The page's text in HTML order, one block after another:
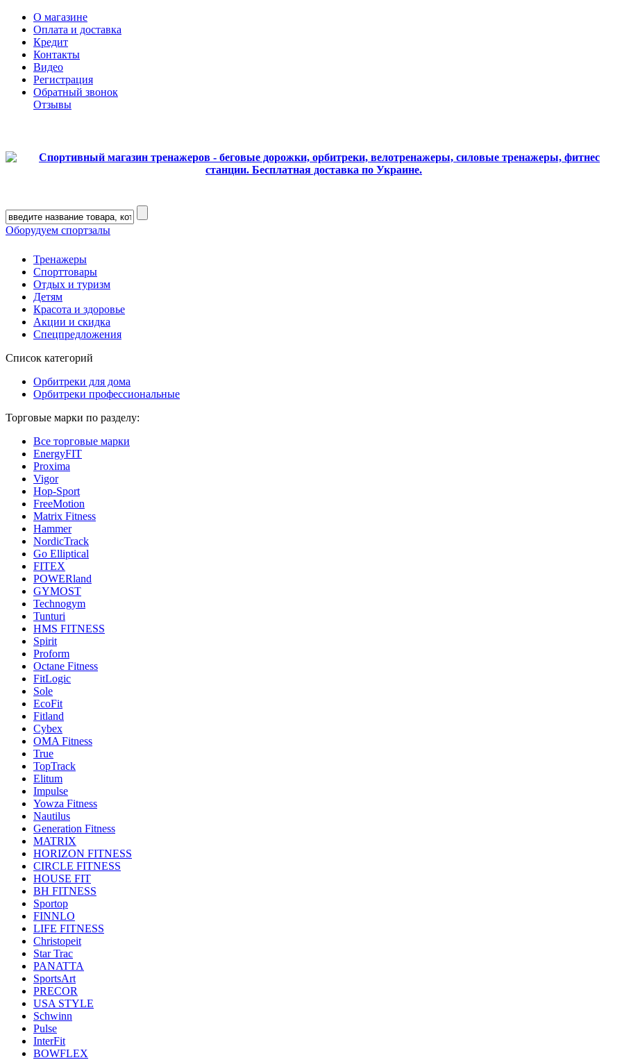
О магазине
Оплата и доставка
Кредит
Контакты
Видео
Регистрация
Обратный звонок
Отзывы
Оборудуем спортзалы
Тренажеры
Спорттовары
Отдых и туризм
Детям
Красота и здоровье
Акции и скидка
Спецпредложения
Список категорий
Орбитреки для дома
Орбитреки профессиональные
Торговые марки по разделу:
Все торговые марки
EnergyFIT
Proxima
Vigor
Hop-Sport
FreeMotion
Matrix Fitness
Hammer
NordicTrack
Go Elliptical
FITEX
POWERland
GYMOST
Technogym
Tunturi
HMS FITNESS
Spirit
Proform
Octane Fitness
FitLogic
Sole
EcoFit
Fitland
Cybex
OMA Fitness
True
TopTrack
Elitum
Impulse
Yowza Fitness
Nautilus
Generation Fitness
MATRIX
HORIZON FITNESS
CIRCLE FITNESS
HOUSE FIT
BH FITNESS
Sportop
FINNLO
LIFE FITNESS
Christopeit
Star Trac
PANATTA
SportsArt
PRECOR
USA STYLE
Schwinn
Pulse
InterFit
BOWFLEX